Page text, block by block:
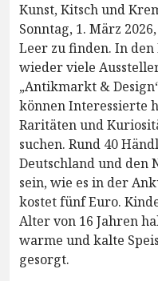
Kunst, Kitsch und
Sonntag, 1. März
Leer zu finden. In
wieder viele
„Antikmarkt &
können Interessierte
Raritäten und
suchen. Rund 40
Deutschland und den
sein, wie es in der
kostet fünf Euro.
Alter von 16 Jahren
warme und kalte
gesorgt.